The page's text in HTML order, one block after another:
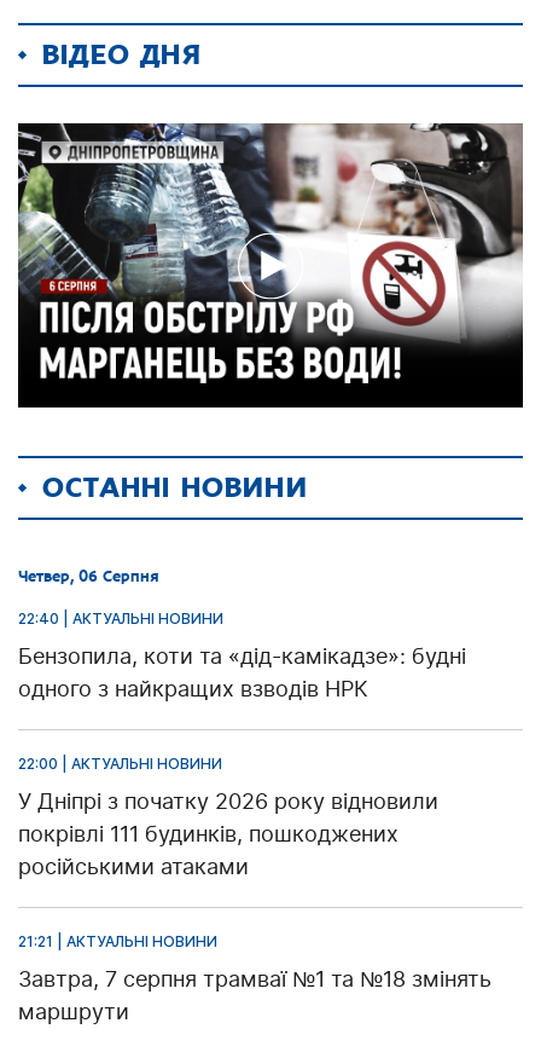
ВІДЕО ДНЯ
ОСТАННІ НОВИНИ
Четвер, 06 Серпня
22:40 | АКТУАЛЬНІ НОВИНИ
Бензопила, коти та «дід-камікадзе»: будні
одного з найкращих взводів НРК
22:00 | АКТУАЛЬНІ НОВИНИ
У Дніпрі з початку 2026 року відновили
покрівлі 111 будинків, пошкоджених
російськими атаками
21:21 | АКТУАЛЬНІ НОВИНИ
Завтра, 7 серпня трамваї №1 та №18 змінять
маршрути